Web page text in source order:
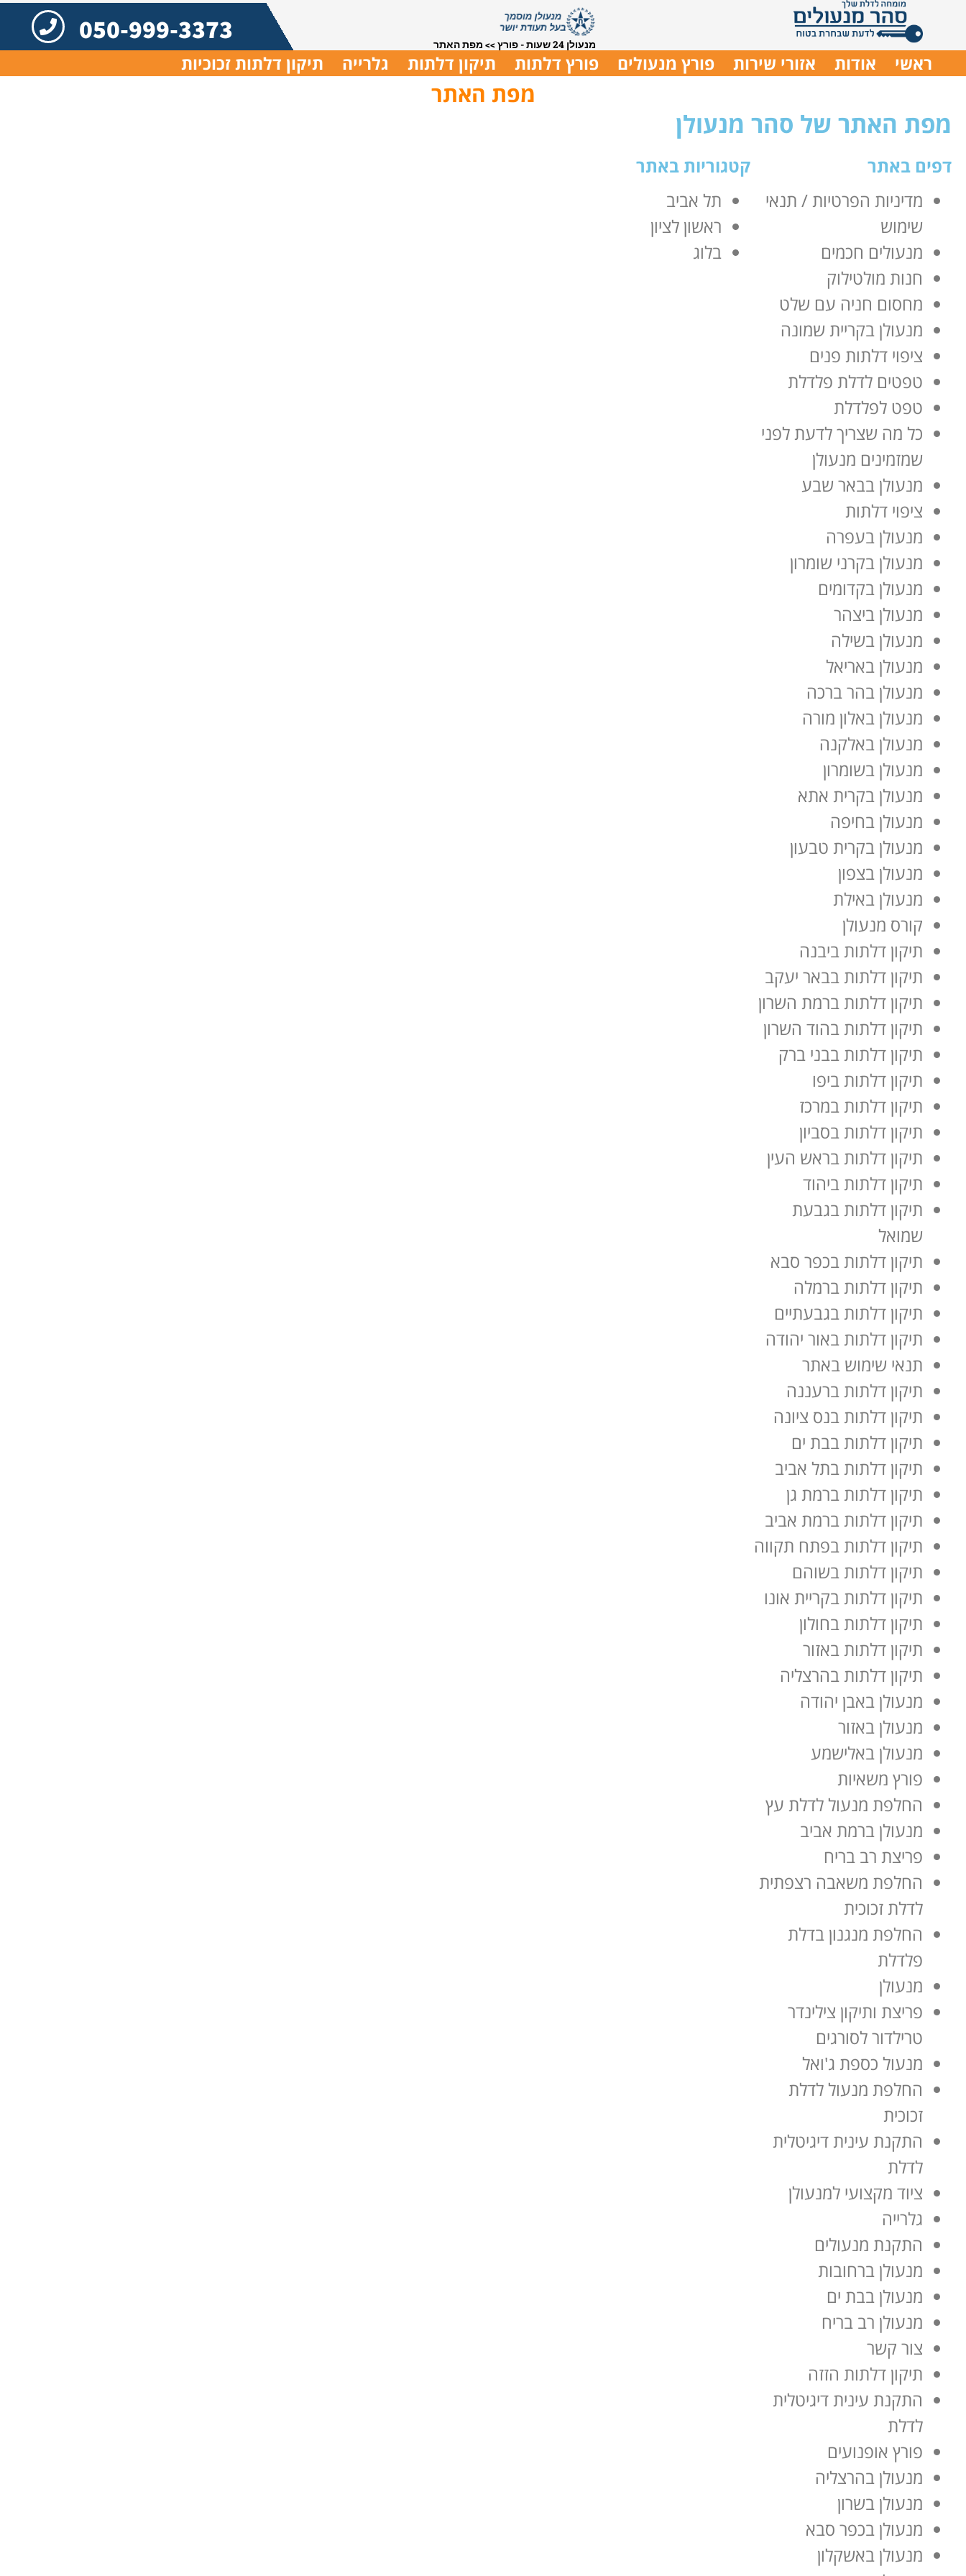
מנעולן 24 שעות - פורץ >> מפת האתר 050-999-3373
ראשי אודות אזורי שירות פורץ מנעולים פורץ דלתות תיקון דלתות גלרייה תיקון דלתות זכוכיות
מפת האתר
מפת האתר של סהר מנעולן
דפים באתר
מדיניות הפרטיות / תנאי
שימוש
מנעולים חכמים
חנות מולטילוק
מחסום חניה עם שלט
מנעולן בקריית שמונה
ציפוי דלתות פנים
טפטים לדלת פלדלת
טפט לפלדלת
כל מה שצריך לדעת לפני
שמזמינים מנעולן
מנעולן בבאר שבע
ציפוי דלתות
מנעולן בעפרה
מנעולן בקרני שומרון
מנעולן בקדומים
מנעולן ביצהר
מנעולן בשילה
מנעולן באריאל
מנעולן בהר ברכה
מנעולן באלון מורה
מנעולן באלקנה
מנעולן בשומרון
מנעולן בקרית אתא
מנעולן בחיפה
מנעולן בקרית טבעון
מנעולן בצפון
מנעולן באילת
קורס מנעולן
תיקון דלתות ביבנה
תיקון דלתות בבאר יעקב
תיקון דלתות ברמת השרון
תיקון דלתות בהוד השרון
תיקון דלתות בבני ברק
תיקון דלתות ביפו
תיקון דלתות במרכז
תיקון דלתות בסביון
תיקון דלתות בראש העין
תיקון דלתות ביהוד
תיקון דלתות בגבעת
שמואל
תיקון דלתות בכפר סבא
תיקון דלתות ברמלה
תיקון דלתות בגבעתיים
תיקון דלתות באור יהודה
תנאי שימוש באתר
תיקון דלתות ברעננה
תיקון דלתות בנס ציונה
תיקון דלתות בבת ים
תיקון דלתות בתל אביב
תיקון דלתות ברמת גן
תיקון דלתות ברמת אביב
תיקון דלתות בפתח תקווה
תיקון דלתות בשוהם
תיקון דלתות בקריית אונו
תיקון דלתות בחולון
תיקון דלתות באזור
תיקון דלתות בהרצליה
מנעולן באבן יהודה
מנעולן באזור
מנעולן באלישמע
פורץ משאיות
החלפת מנעול לדלת עץ
מנעולן ברמת אביב
פריצת רב בריח
החלפת משאבה רצפתית
לדלת זכוכית
החלפת מנגנון בדלת
פלדלת
מנעולן
פריצת ותיקון צילינדר
טרילדור לסורגים
מנעול כספת ג'ואל
החלפת מנעול לדלת
זכוכית
התקנת עינית דיגיטלית
לדלת
ציוד מקצועי למנעולן
גלרייה
התקנת מנעולים
מנעולן ברחובות
מנעולן בבת ים
מנעולן רב בריח
צור קשר
תיקון דלתות הזזה
התקנת עינית דיגיטלית
לדלת
פורץ אופנועים
מנעולן בהרצליה
מנעולן בשרון
מנעולן בכפר סבא
מנעולן באשקלון
קטגוריות באתר
תל אביב
ראשון לציון
בלוג